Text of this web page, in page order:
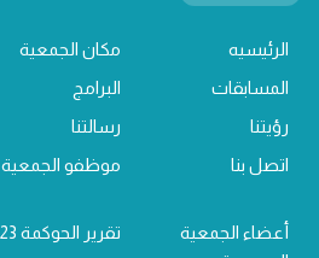
الرئيسيه مكان الجمعية
المسابقات
البرامج
رؤيتنا
رسالتنا
اتصل بنا
موظفو الجمعية
أعضاء الجمعية
تقرير الحوكمة 2023